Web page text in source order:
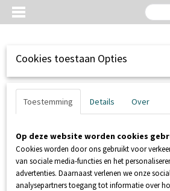
Cookies toestaan Opties
Toestemming Details Over
Op deze website worden cookies
Cookies worden door ons gebruikt voor
van sociale media-functies en het
advertenties. Daarnaast verlenen we onze
analysepartners toegang tot informatie over